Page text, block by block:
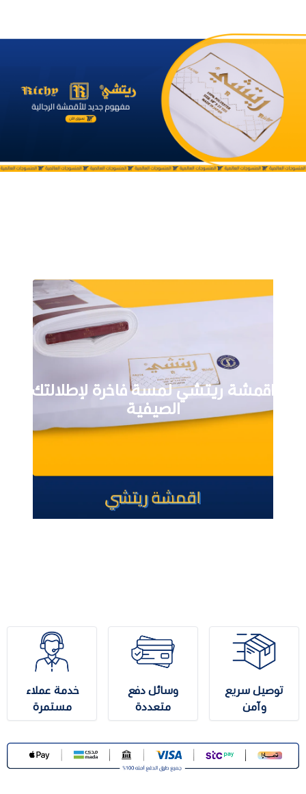
اقمشة ريتشي لمسة فاخرة لإطلالتك
الصيفية
توصيل سريع
وآمن
وسائل دفع
متعددة
خدمة عملاء
مستمرة